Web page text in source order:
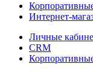
Интернет-
Личные
CRM